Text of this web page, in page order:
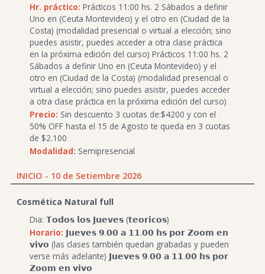
Hr. práctico: Prácticos 11:00 hs. 2 Sábados a definir
Uno en (Ceuta Montevideo) y el otro en (Ciudad de la
Costa) (modalidad presencial o virtual a elección; sino
puedes asistir, puedes acceder a otra clase práctica
en la próxima edición del curso) Prácticos 11:00 hs. 2
Sábados a definir Uno en (Ceuta Montevideo) y el
otro en (Ciudad de la Costa) (modalidad presencial o
virtual a elección; sino puedes asistir, puedes acceder
a otra clase práctica en la próxima edición del curso)
Precio: Sin descuento 3 cuotas de:$4200 y con el
50% OFF hasta el 15 de Agosto te queda en 3 cuotas
de $2.100
Modalidad: Semipresencial
INICIO - 10 de Setiembre 2026
Cosmética Natural full
Dia: 𝗧𝗼𝗱𝗼𝘀 𝗹𝗼𝘀 𝗝𝘂𝗲𝘃𝗲𝘀 (𝘁𝗲𝗼𝗿𝗶𝗰𝗼𝘀)
Horario: 𝗝𝘂𝗲𝘃𝗲𝘀 𝟵.𝟬𝟬 𝗮 𝟭𝟭.𝟬𝟬 𝗵𝘀 𝗽𝗼𝗿 𝗭𝗼𝗼𝗺 𝗲𝗻
𝘃𝗶𝘃𝗼 (las clases también quedan grabadas y pueden
verse más adelante) 𝗝𝘂𝗲𝘃𝗲𝘀 𝟵.𝟬𝟬 𝗮 𝟭𝟭.𝟬𝟬 𝗵𝘀 𝗽𝗼𝗿
𝗭𝗼𝗼𝗺 𝗲𝗻 𝘃𝗶𝘃𝗼